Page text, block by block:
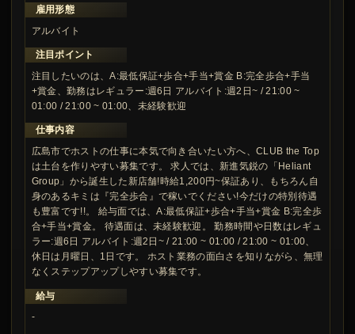
雇用形態
アルバイト
注目ポイント
注目したいのは、A:最低保証+歩合+手当+賞金 B:完全歩合+手当
+賞金、勤務はレギュラー:週6日 アルバイト:週2日~ / 21:00 ~
01:00 / 21:00 ~ 01:00、未経験歓迎
仕事内容
広島市でホストの仕事に本気で向き合いたい方へ、CLUB the Top
は土台を作りやすい募集です。 求人では、新進気鋭の「Heliant
Group」から誕生した新店舗!時給1,200円~保証あり、もちろん自
身のあるキミは『完全歩合』で稼いでください!今だけの特別待遇
も豊富です!!。 給与面では、A:最低保証+歩合+手当+賞金 B:完全歩
合+手当+賞金。 待遇面は、未経験歓迎。 勤務時間や日数はレギュ
ラー:週6日 アルバイト:週2日~ / 21:00 ~ 01:00 / 21:00 ~ 01:00、
休日は月曜日、1日です。 ホスト業務の面白さを知りながら、無理
なくステップアップしやすい募集です。
給与
-